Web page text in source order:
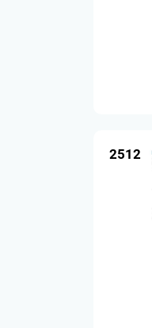
2512